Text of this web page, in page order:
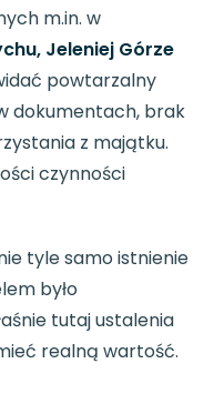
m.in. w
Jeleniej Górze
powtarzalny
dokumentach, brak
z majątku.
czynności
tyle samo istnienie
było
tutaj ustalenia
realną wartość.